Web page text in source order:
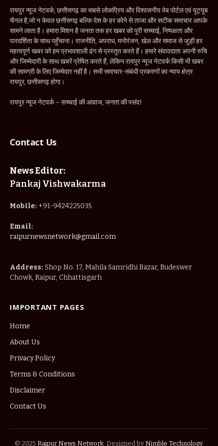
रायपुर न्यूज नेटवर्क, छत्तीसगढ़ का सबसे लोकप्रिय और विश्वसनीय वेब पोर्टल एवं यूट्यूब
चैनल है,जो न केवल छत्तीसगढ़ बल्कि देश के हर कोने से ताजा और सटीक समाचार आपके
सामने लाता है। हमारा मिशन है जनता तक हर खबर को पूरी सच्चाई, निष्पक्षता और
पारदर्शिता के साथ पहुँचाना। राजनीति, अपराध, मनोरंजन, खेल और समाज से जुड़ी हर
महत्वपूर्ण खबर को हम प्रभावशाली ढंग से प्रस्तुत करते हैं। हमारे संवाददाता अपनी रुचि
और जिम्मेदारी के साथ खबरें प्रेषित करते हैं, लेकिन रायपुर न्यूज नेटवर्क किसी भी खबर
की सामग्री के लिए जिम्मेदार नहीं है। सभी समाचार-संबंधी प्रकरणों का न्याय क्षेत्र
रायपुर, छत्तीसगढ़ होगा।
रायपुर न्यूज नेटवर्क – सच्चाई की आवाज, जनता की पसंद!
Contact Us
News Editor:
Pankaj Vishwakarma
Mobile: +91-9424225035
Email:
raipurnewsnetwork@gmail.com
Address: Shop No. 17, Mahila Samridhi Bazar, Budeswer
Chowk, Raipur, Chhattisgarh
IMPORTANT PAGES
Home
About Us
Privacy Policy
Terms & Conditions
Disclaimer
Contact Us
© 2025 Raipur News Network. Designed by Nimble Technology.